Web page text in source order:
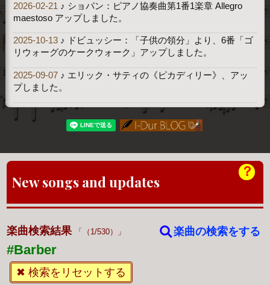
2026-02-21 ♪ ショパン：ピアノ協奏曲第1番1楽章 Allegro
maestoso アップしました。
2025-10-13 ♪ ドビュッシー：「子供の領分」より、6番「ゴ
リウォーグのケークウォーク」アップしました。
2025-09-07 ♪ エリック・サティの《ピカディリー》、アッ
プしました。
New songs and updates
？
楽曲の検索をする
楽曲検索結果 （1/530）
#Barber
✖ 検索をリセットする